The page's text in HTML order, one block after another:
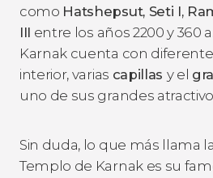
como Hatshepsut, Seti I,
III entre los años 2200 y 360
Karnak cuenta con
interior, varias capillas y el
uno de sus grandes
Sin duda, lo que más llama
Templo de Karnak es su